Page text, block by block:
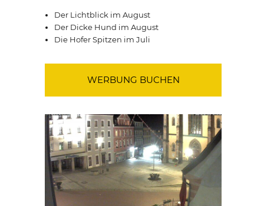
Der Lichtblick im August
Der Dicke Hund im August
Die Hofer Spitzen im Juli
WERBUNG BUCHEN